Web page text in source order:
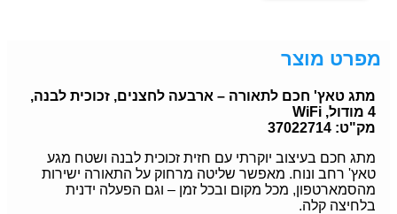
מפרט מוצר
מתג טאץ' חכם לתאורה – ארבעה לחצנים, זכוכית לבנה,
4 מודול, WiFi
מק"ט: 37022714
מתג חכם בעיצוב יוקרתי עם חזית זכוכית לבנה ושטח מגע
טאץ' רחב ונוח. מאפשר שליטה מרחוק על התאורה ישירות
מהסמארטפון, מכל מקום ובכל זמן – וגם הפעלה ידנית
בלחיצה קלה.